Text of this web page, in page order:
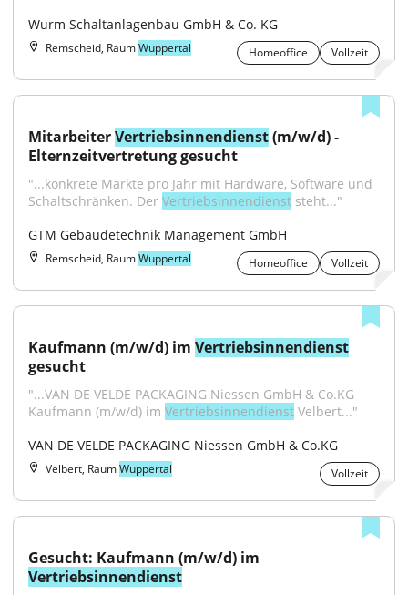
Wurm Schaltanlagenbau GmbH & Co. KG
Remscheid, RaumWuppertal Homeoffice Vollzeit
Mitarbeiter Vertriebsinnendienst (m/w/d) -
Elternzeitvertretung gesucht
"...konkrete Märkte pro Jahr mit Hardware, Software und
Schaltschränken. Der Vertriebsinnendienst steht..."
GTM Gebäudetechnik Management GmbH
Remscheid, RaumWuppertal Homeoffice Vollzeit
Kaufmann (m/w/d) im Vertriebsinnendienst
gesucht
"...VAN DE VELDE PACKAGING Niessen GmbH & Co.KG
Kaufmann (m/w/d) im Vertriebsinnendienst Velbert..."
VAN DE VELDE PACKAGING Niessen GmbH & Co.KG
Velbert, RaumWuppertal Vollzeit
Vertriebsinnendienst